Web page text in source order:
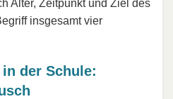
Alter, Zeitpunkt und Ziel des
insgesamt vier
der Schule: